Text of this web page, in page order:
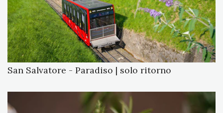
San Salvatore - Paradiso | solo ritorno